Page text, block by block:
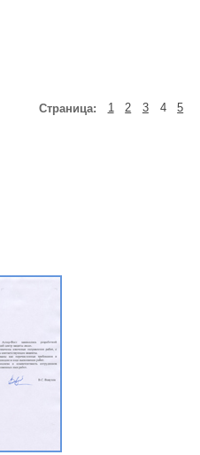
Страница: 1 2 3 4 5